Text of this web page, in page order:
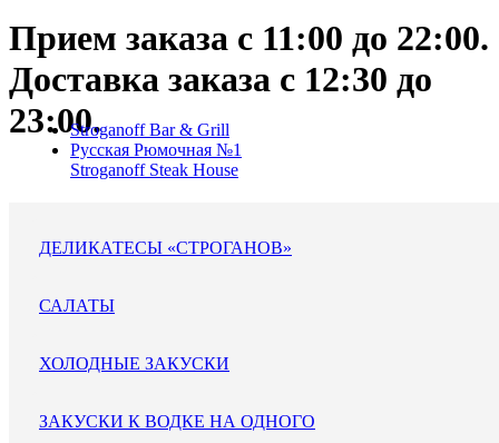
Прием заказа с 11:00 до 22:00.
Доставка заказа c 12:30 до
23:00.Stroganoff Bar & Grill
Русская Рюмочная №1
Stroganoff Steak House
ДЕЛИКАТЕСЫ «СТРОГАНОВ»
САЛАТЫ
ХОЛОДНЫЕ ЗАКУСКИ
ЗАКУСКИ К ВОДКЕ НА ОДНОГО